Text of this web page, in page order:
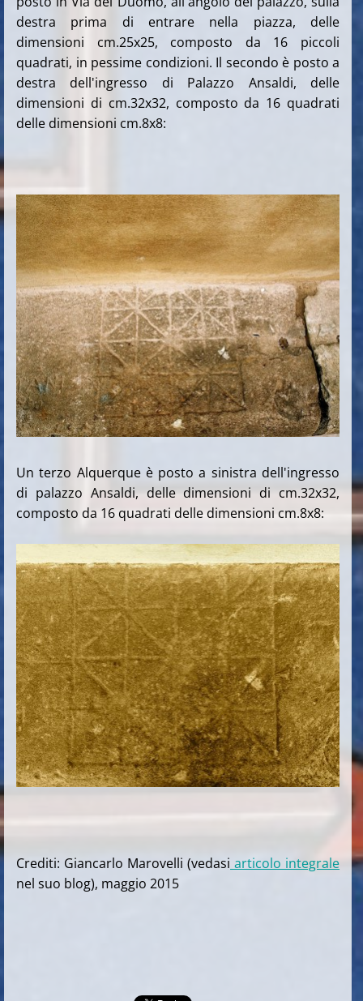
destra prima di entrare nella piazza, delle
dimensioni cm.25x25, composto da 16 piccoli
quadrati, in pessime condizioni. Il secondo è posto a
destra dell'ingresso di Palazzo Ansaldi, delle
dimensioni di cm.32x32, composto da 16 quadrati
delle dimensioni cm.8x8:
Un terzo Alquerque è posto a sinistra dell'ingresso
di palazzo Ansaldi, delle dimensioni di cm.32x32,
composto da 16 quadrati delle dimensioni cm.8x8:
Crediti: Giancarlo Marovelli (vedasi articolo integrale
nel suo blog), maggio 2015